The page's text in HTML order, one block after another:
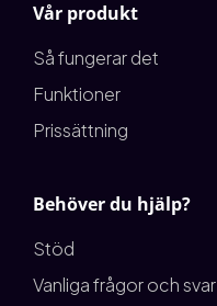
Vår produkt
Så fungerar det
Funktioner
Prissättning
Behöver du hjälp?
Stöd
Vanliga frågor och svar